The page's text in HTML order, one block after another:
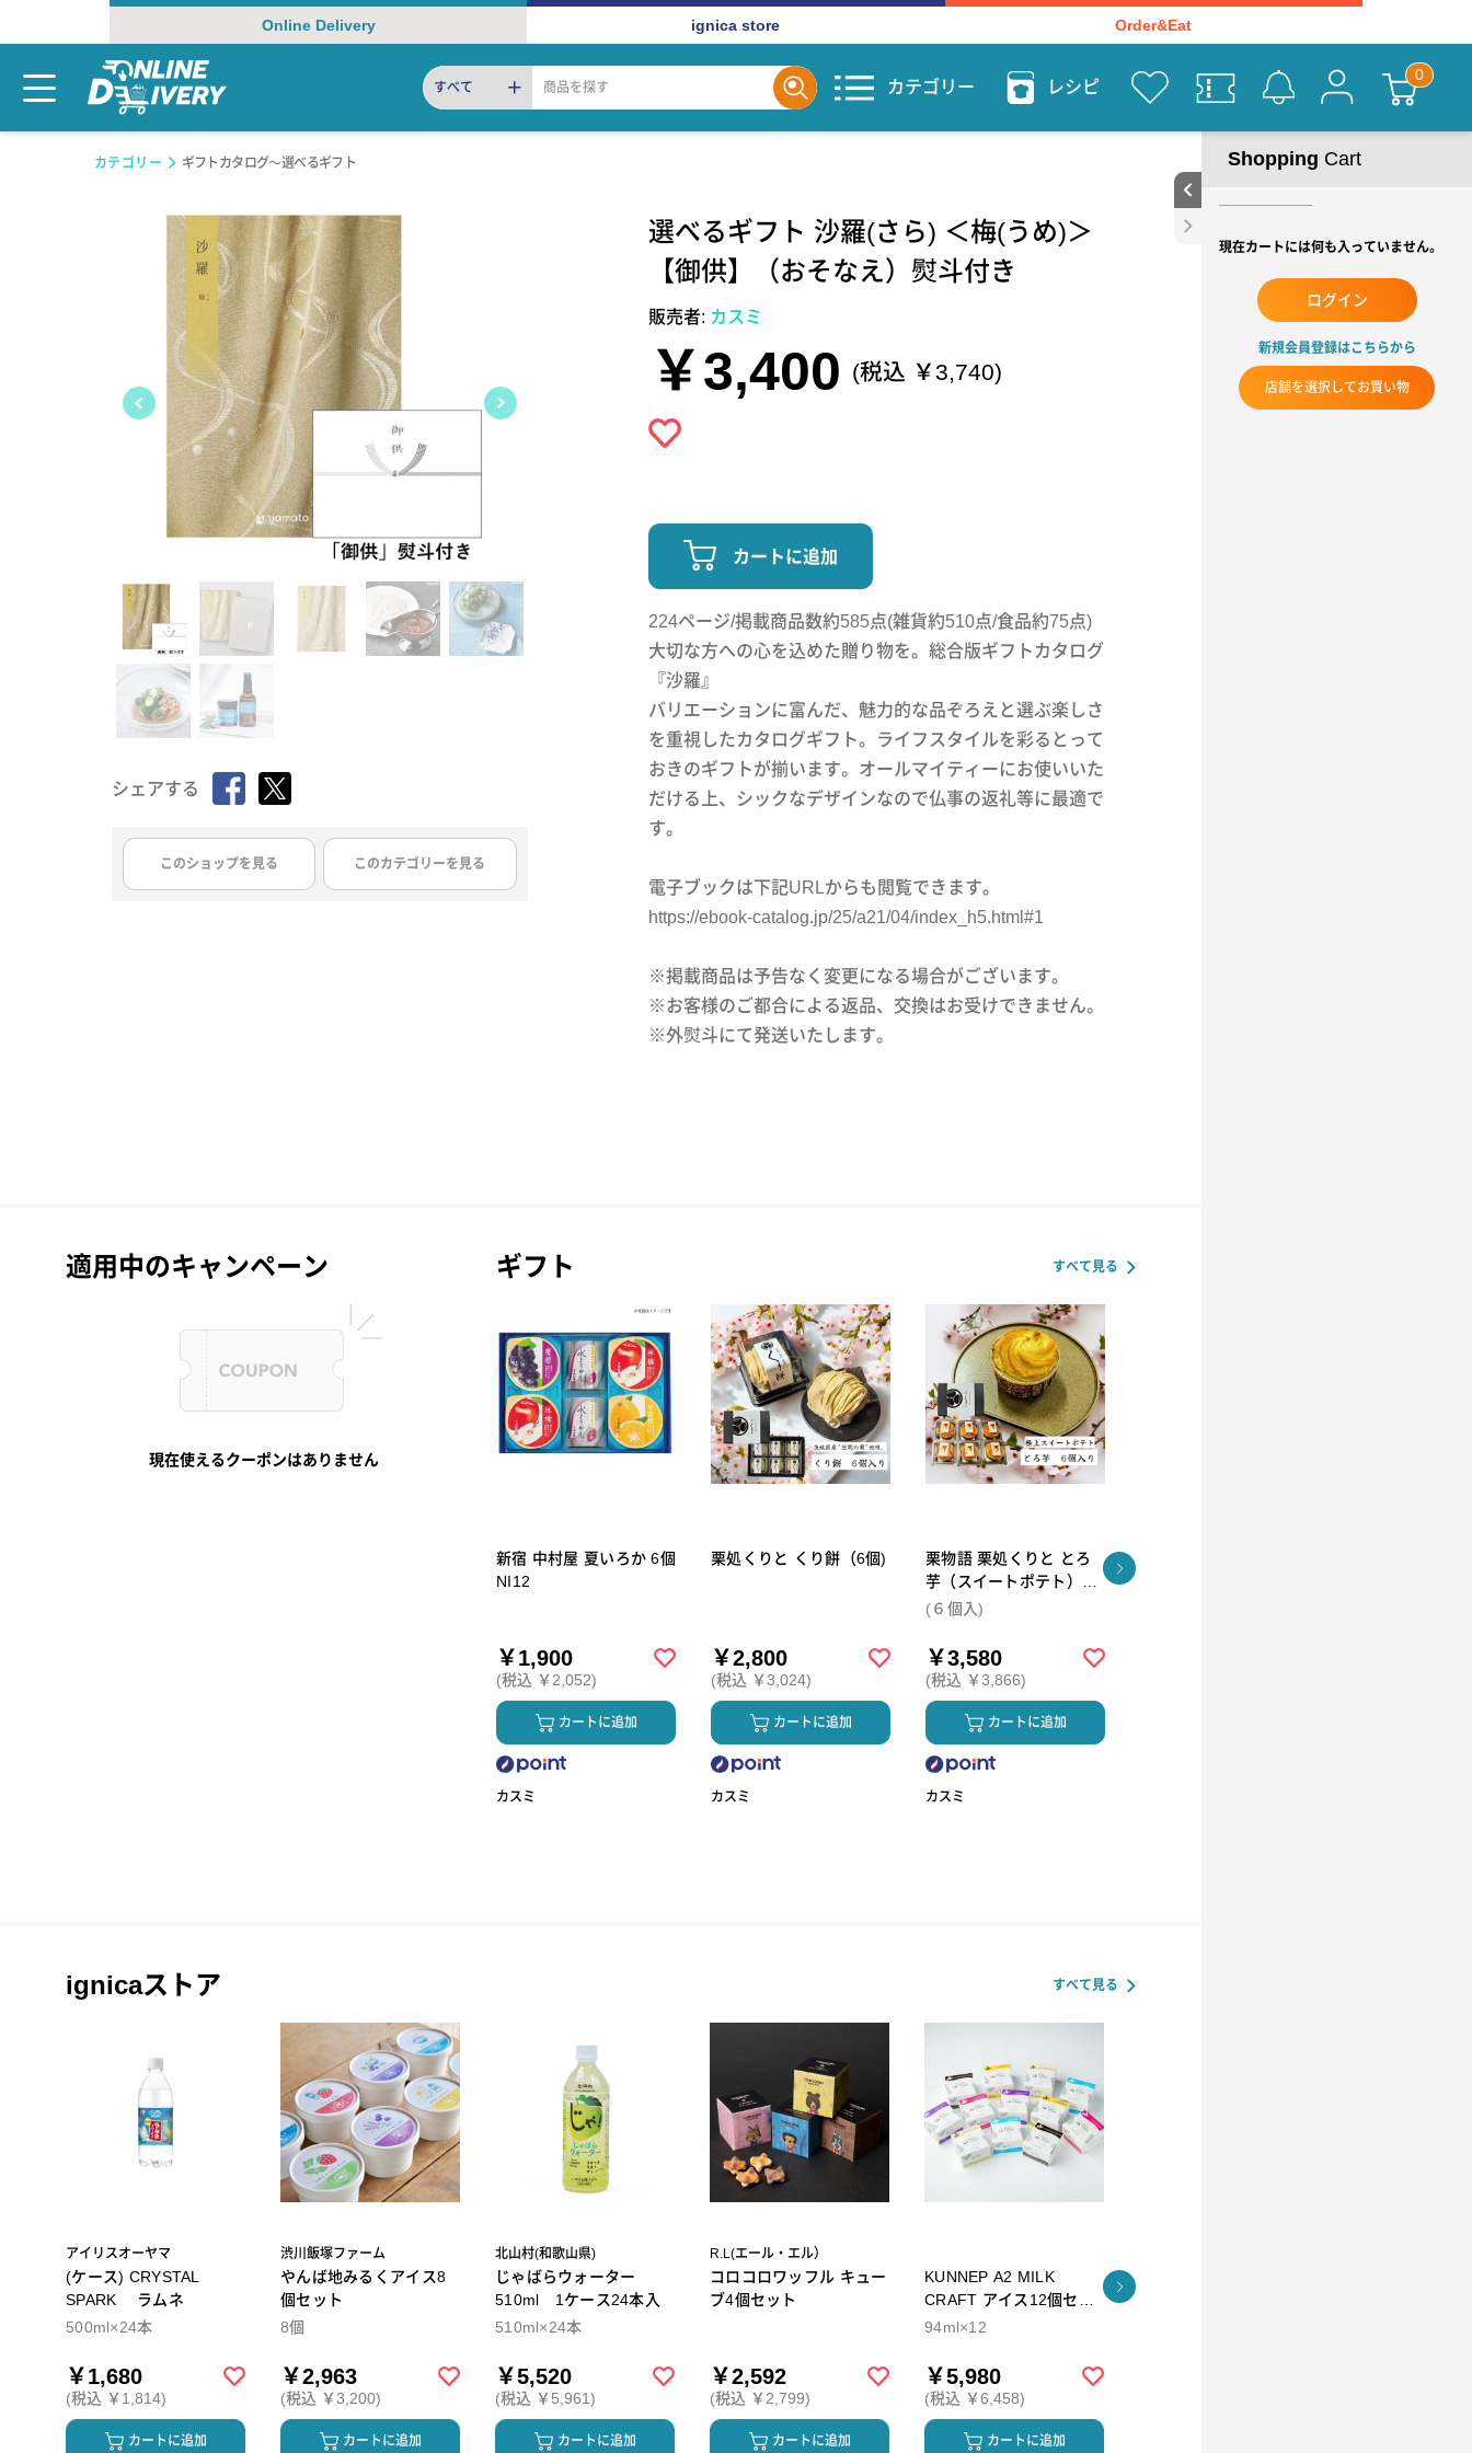
Online Delivery ignica store Order&Eat
すべて カテゴリー レシピ
カテゴリー ギフトカタログ～選べるギフト
シェアする
このショップを見る このカテゴリーを見る
選べるギフト 沙羅(さら) ＜梅(うめ)＞
【御供】（おそなえ）熨斗付き
販売者: カスミ
￥3,400 (税込 ￥3,740)
カートに追加
224ページ/掲載商品数約585点(雑貨約510点/食品約75点)
大切な方への心を込めた贈り物を。総合版ギフトカタログ
『沙羅』
バリエーションに富んだ、魅力的な品ぞろえと選ぶ楽しさ
を重視したカタログギフト。ライフスタイルを彩るとって
おきのギフトが揃います。オールマイティーにお使いいた
だける上、シックなデザインなので仏事の返礼等に最適で
す。
電子ブックは下記URLからも閲覧できます。
https://ebook-catalog.jp/25/a21/04/index_h5.html#1
※掲載商品は予告なく変更になる場合がございます。
※お客様のご都合による返品、交換はお受けできません。
適用中のキャンペーン
現在使えるクーポンはありません
ギフト すべて見る
新宿 中村屋 夏いろか 6個
NI12
￥1,900
(税込 ￥2,052)
カートに追加
カスミ
栗処くりと くり餅（6個)
￥2,800
(税込 ￥3,024)
カートに追加
カスミ
栗物語 栗処くりと とろ
芋（スイートポテト）6
個セット
(６個入)
￥3,580
(税込 ￥3,866)
カートに追加
カスミ
ignicaストア すべて見る
アイリスオーヤマ
(ケース) CRYSTAL
SPARK ラムネ
500ml×24本
￥1,680
(税込 ￥1,814)
カートに追加
渋川飯塚ファーム
やんば地みるくアイス8
個セット
8個
￥2,963
(税込 ￥3,200)
カートに追加
北山村(和歌山県)
じゃばらウォーター
510ml 1ケース24本入
510ml×24本
￥5,520
(税込 ￥5,961)
カートに追加
R.L(エール・エル）
コロコロワッフル キュー
ブ4個セット
￥2,592
(税込 ￥2,799)
カートに追加
KUNNEP A2 MILK
CRAFT アイス12個セッ
ト
94ml×12
￥5,980
(税込 ￥6,458)
カートに追加
Shopping Cart
現在カートには何も入っていません。
ログイン
新規会員登録はこちらから
店舗を選択してお買い物